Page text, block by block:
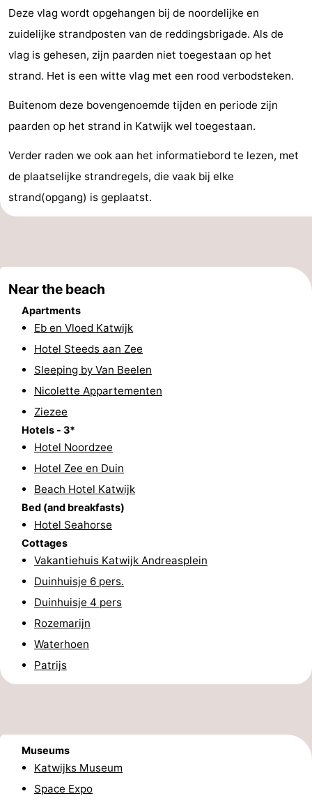
&
Beverages
Events
Practical
Forum
Route
-
addresses
Region
Nature
Schoorlse
Duinen
-
Bergen
Zee
Bergen
Alkmaar
Egmond
aan
Noordhollands
aan
Zee
Nature
Zuid-
Kennermerland
Amsterdam
Haarlem
Zandvoort
South
Holland
Leiden
Bollenstreek
Nature
Hollands
-
Noordwijk
Scheveningen
Deze vlag wordt opgehangen bij de noordelijke en
zuidelijke strandposten van de reddingsbrigade. Als de
vlag is gehesen, zijn paarden niet toegestaan op het
strand. Het is een witte vlag met een rood verbodsteken.
Buitenom deze bovengenoemde tijden en periode zijn
paarden op het strand in Katwijk wel toegestaan.
Verder raden we ook aan het informatiebord te lezen, met
de plaatselijke strandregels, die vaak bij elke
strand(opgang) is geplaatst.
Near the beach
Apartments
Eb en Vloed Katwijk
Hotel Steeds aan Zee
Sleeping by Van Beelen
Nicolette Appartementen
Ziezee
Hotels - 3*
Hotel Noordzee
Hotel Zee en Duin
Beach Hotel Katwijk
Bed (and breakfasts)
Hotel Seahorse
Cottages
Vakantiehuis Katwijk Andreasplein
Duinhuisje 6 pers.
Duinhuisje 4 pers
Rozemarijn
Waterhoen
Patrijs
Museums
Katwijks Museum
Space Expo